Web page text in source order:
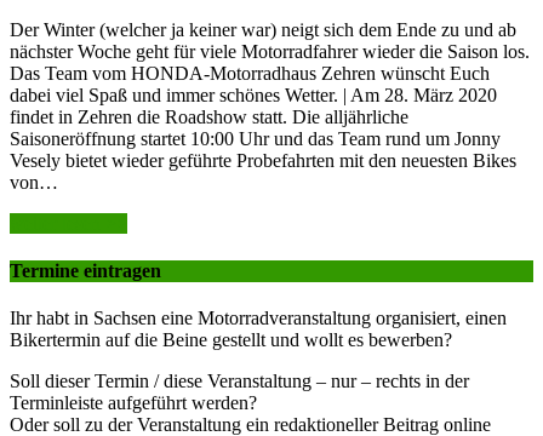
Der Winter (welcher ja keiner war) neigt sich dem Ende zu und ab
nächster Woche geht für viele Motorradfahrer wieder die Saison los.
Das Team vom HONDA-Motorradhaus Zehren wünscht Euch
dabei viel Spaß und immer schönes Wetter. | Am 28. März 2020
findet in Zehren die Roadshow statt. Die alljährliche
Saisoneröffnung startet 10:00 Uhr und das Team rund um Jonny
Vesely bietet wieder geführte Probefahrten mit den neuesten Bikes
von…
Termine eintragen
Ihr habt in Sachsen eine Motorradveranstaltung organisiert, einen
Bikertermin auf die Beine gestellt und wollt es bewerben?
Soll dieser Termin / diese Veranstaltung – nur – rechts in der
Terminleiste aufgeführt werden?
Oder soll zu der Veranstaltung ein redaktioneller Beitrag online